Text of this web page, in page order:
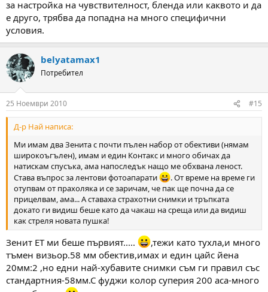
за настройка на чувствителност, бленда или каквото и да
е друго, трябва да попадна на много специфични
условия.
belyatamax1
Потребител
25 Ноември 2010 #15
Д-р Най написа:
Ми имам два Зенита с почти пълен набор от обективи (нямам
широкоъгълен), имам и един Контакс и много обичах да
натискам спусъка, ама напоследък нащо ме обхвана леност.
Става въпрос за лентови фотоапарати
. От време на време ги
отупвам от прахоляка и се заричам, че пак ще почна да се
прицелвам, ама... А ставаха страхотни снимки и тръпката
докато ги видиш беше като да чакаш на среща или да видиш
как стреля новата пушка!
Зенит ЕТ ми беше първият.....
,тежи като тухла,и много
тъмен визьор.58 мм обектив,имах и един цайс йена
20мм:2 ,но едни най-хубавите снимки съм ги правил със
стандартния-58мм.С фуджи колор суперия 200 аса-много